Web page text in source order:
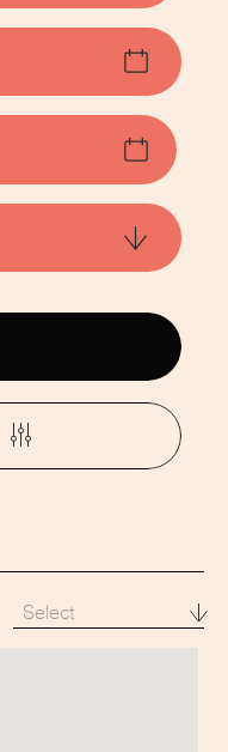
Select